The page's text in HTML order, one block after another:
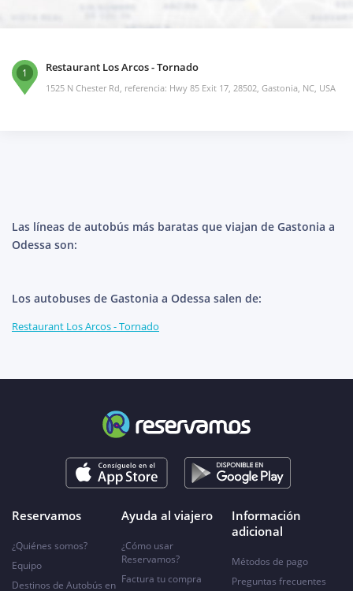
1 Restaurant Los Arcos - Tornado
1525 N Chester Rd, referencia: Hwy 85 Exit 17, 28502, Gastonia, NC, USA
Las líneas de autobús más baratas que viajan de Gastonia a
Odessa son:
Los autobuses de Gastonia a Odessa salen de:
Restaurant Los Arcos - Tornado
Reservamos
¿Quiénes somos?
Equipo
Destinos de Autobús en
Ayuda al viajero
¿Cómo usar
Reservamos?
Factura tu compra
Información
adicional
Métodos de pago
Preguntas frecuentes